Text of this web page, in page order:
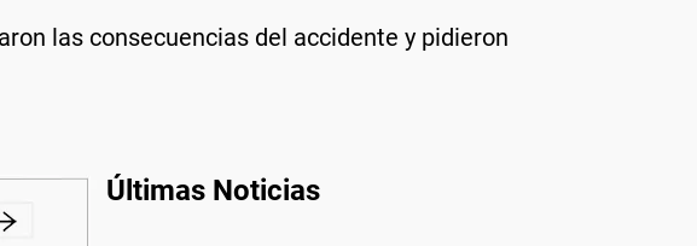
las consecuencias del accidente y pidieron
Últimas Noticias